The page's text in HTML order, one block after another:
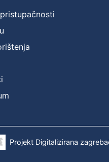
Projekt Digitalizirana